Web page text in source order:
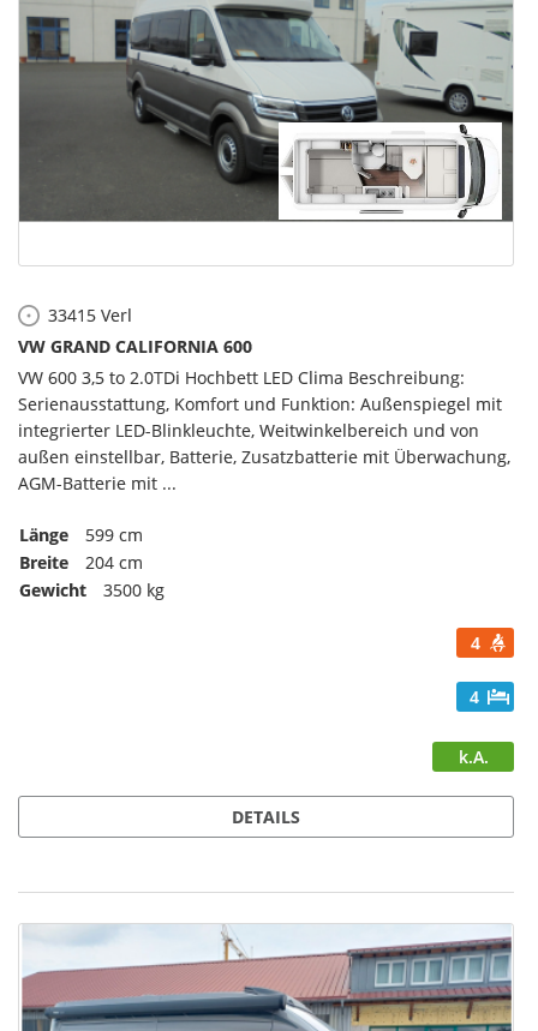
33415 Verl
VW GRAND CALIFORNIA 600
VW 600 3,5 to 2.0TDi Hochbett LED Clima Beschreibung:
Serienausstattung, Komfort und Funktion: Außenspiegel mit
integrierter LED-Blinkleuchte, Weitwinkelbereich und von
außen einstellbar, Batterie, Zusatzbatterie mit Überwachung,
AGM-Batterie mit ...
Länge
599 cm
Breite
204 cm
Gewicht
3500 kg
4
4
k.A.
DETAILS